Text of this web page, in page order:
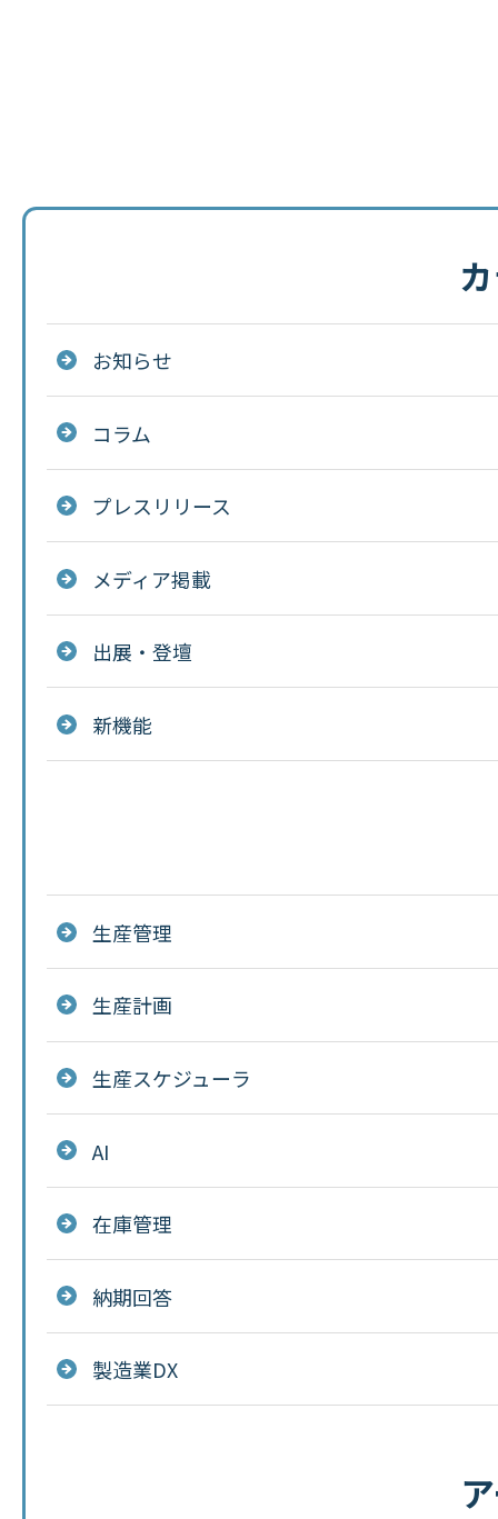
お知らせ
コラム
プレスリリース
メディア掲載
出展・登壇
新機能
生産管理
生産計画
生産スケジューラ
AI
在庫管理
納期回答
製造業DX